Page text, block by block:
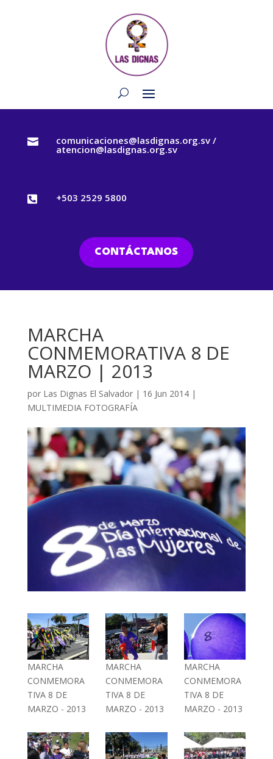
 comunicaciones@lasdignas.org.sv /
atencion@lasdignas.org.sv
 +503 2529 5800
CONTÁCTANOS
MARCHA
CONMEMORATIVA 8 DE
MARZO | 2013
por Las Dignas El Salvador| 16 Jun 2014|
MULTIMEDIA FOTOGRAFÍA
MARCHA
CONMEMORA
TIVA 8 DE
MARZO - 2013
MARCHA
CONMEMORA
TIVA 8 DE
MARZO - 2013
MARCHA
CONMEMORA
TIVA 8 DE
MARZO - 2013